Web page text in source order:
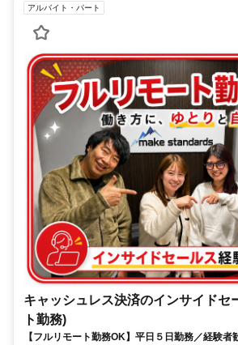
アルバイト・パート
キャッシュレス決済のインサイドセ
ト勤務)
【フルリモート勤務OK】平日５日勤務／経験